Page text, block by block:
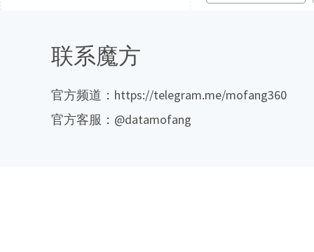
联系魔方
官方频道：https://telegram.me/mofang360
官方客服：@datamofang